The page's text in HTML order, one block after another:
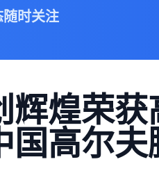
时关注
辉煌荣获
国高尔夫